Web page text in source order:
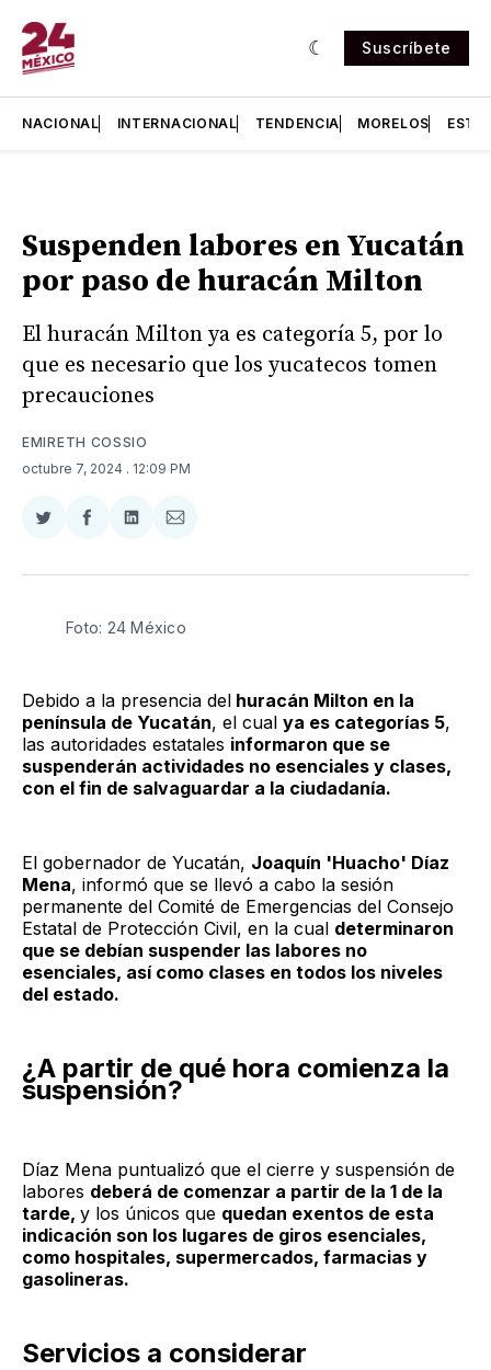
Suscríbete
NACIONAL INTERNACIONAL TENDENCIA MORELOS
Suspenden labores en Yucatán
por paso de huracán Milton
El huracán Milton ya es categoría 5, por lo
que es necesario que los yucatecos tomen
precauciones
EMIRETH COSSIO
octubre 7, 2024 . 12:09 PM
Compartir
Twitter
Compartir
Facebook
Compartir
LinkedIn
Compartir
Email
Foto: 24 México
Debido a la presencia del huracán Milton en la
península de Yucatán, el cual ya es categorías 5,
las autoridades estatales informaron que se
suspenderán actividades no esenciales y clases,
con el fin de salvaguardar a la ciudadanía.
El gobernador de Yucatán, Joaquín 'Huacho' Díaz
Mena, informó que se llevó a cabo la sesión
permanente del Comité de Emergencias del Consejo
Estatal de Protección Civil, en la cual determinaron
que se debían suspender las labores no
esenciales, así como clases en todos los niveles
del estado.
¿A partir de qué hora comienza la
suspensión?
Díaz Mena puntualizó que el cierre y suspensión de
labores deberá de comenzar a partir de la 1 de la
tarde, y los únicos que quedan exentos de esta
indicación son los lugares de giros esenciales,
como hospitales, supermercados, farmacias y
gasolineras.
Servicios a considerar